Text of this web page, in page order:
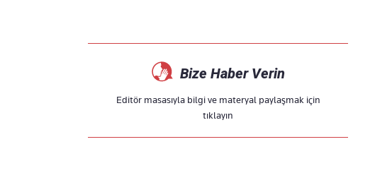
Bize Haber Verin
Editör masasıyla bilgi ve materyal paylaşmak için
tıklayın